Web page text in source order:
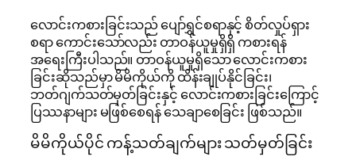
လောင်းကစားခြင်းသည် ပျော်ရွှင်စရာနှင့် စိတ်လှုပ်ရှား
စရာ ကောင်းသော်လည်း တာဝန်ယူမှုရှိရှိ ကစားရန်
အရေးကြီးပါသည်။ တာဝန်ယူမှုရှိသော လောင်းကစား
ခြင်းဆိုသည်မှာ မိမိကိုယ်ကို ထိန်းချုပ်နိုင်ခြင်း၊
ဘတ်ဂျက်သတ်မှတ်ခြင်းနှင့် လောင်းကစားခြင်းကြောင့်
ပြဿနာများ မဖြစ်စေရန် သေချာစေခြင်း ဖြစ်သည်။
မိမိကိုယ်ပိုင် ကန့်သတ်ချက်များ သတ်မှတ်ခြင်း